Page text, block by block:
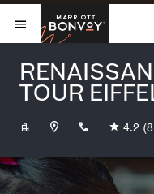
Skip to Content
Ouvrir le menu
Marriott
TOUR
4.2